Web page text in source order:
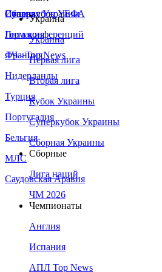
Сборная Украины
Италия
Германия
Франция
Нидерланды
Турция
Португалия
Бельгия
МЛС
Саудовская Аравия
Суперкубок УЕФА
Лига конференций
ЛЧ - Top News
Украина
Украина
Первая лига
Вторая лига
Кубок Украины
Суперкубок Украины
Сборная Украины
Сборные
Лига наций
ЧМ 2026
Чемпионаты
Англия
Испания
АПЛ Top News